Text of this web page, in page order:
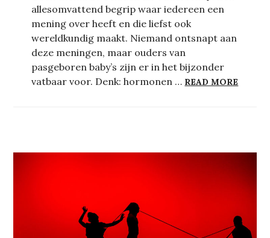
allesomvattend begrip waar iedereen een
mening over heeft en die liefst ook
wereldkundig maakt. Niemand ontsnapt aan
deze meningen, maar ouders van
pasgeboren baby’s zijn er in het bijzonder
vatbaar voor. Denk: hormonen … READ MORE